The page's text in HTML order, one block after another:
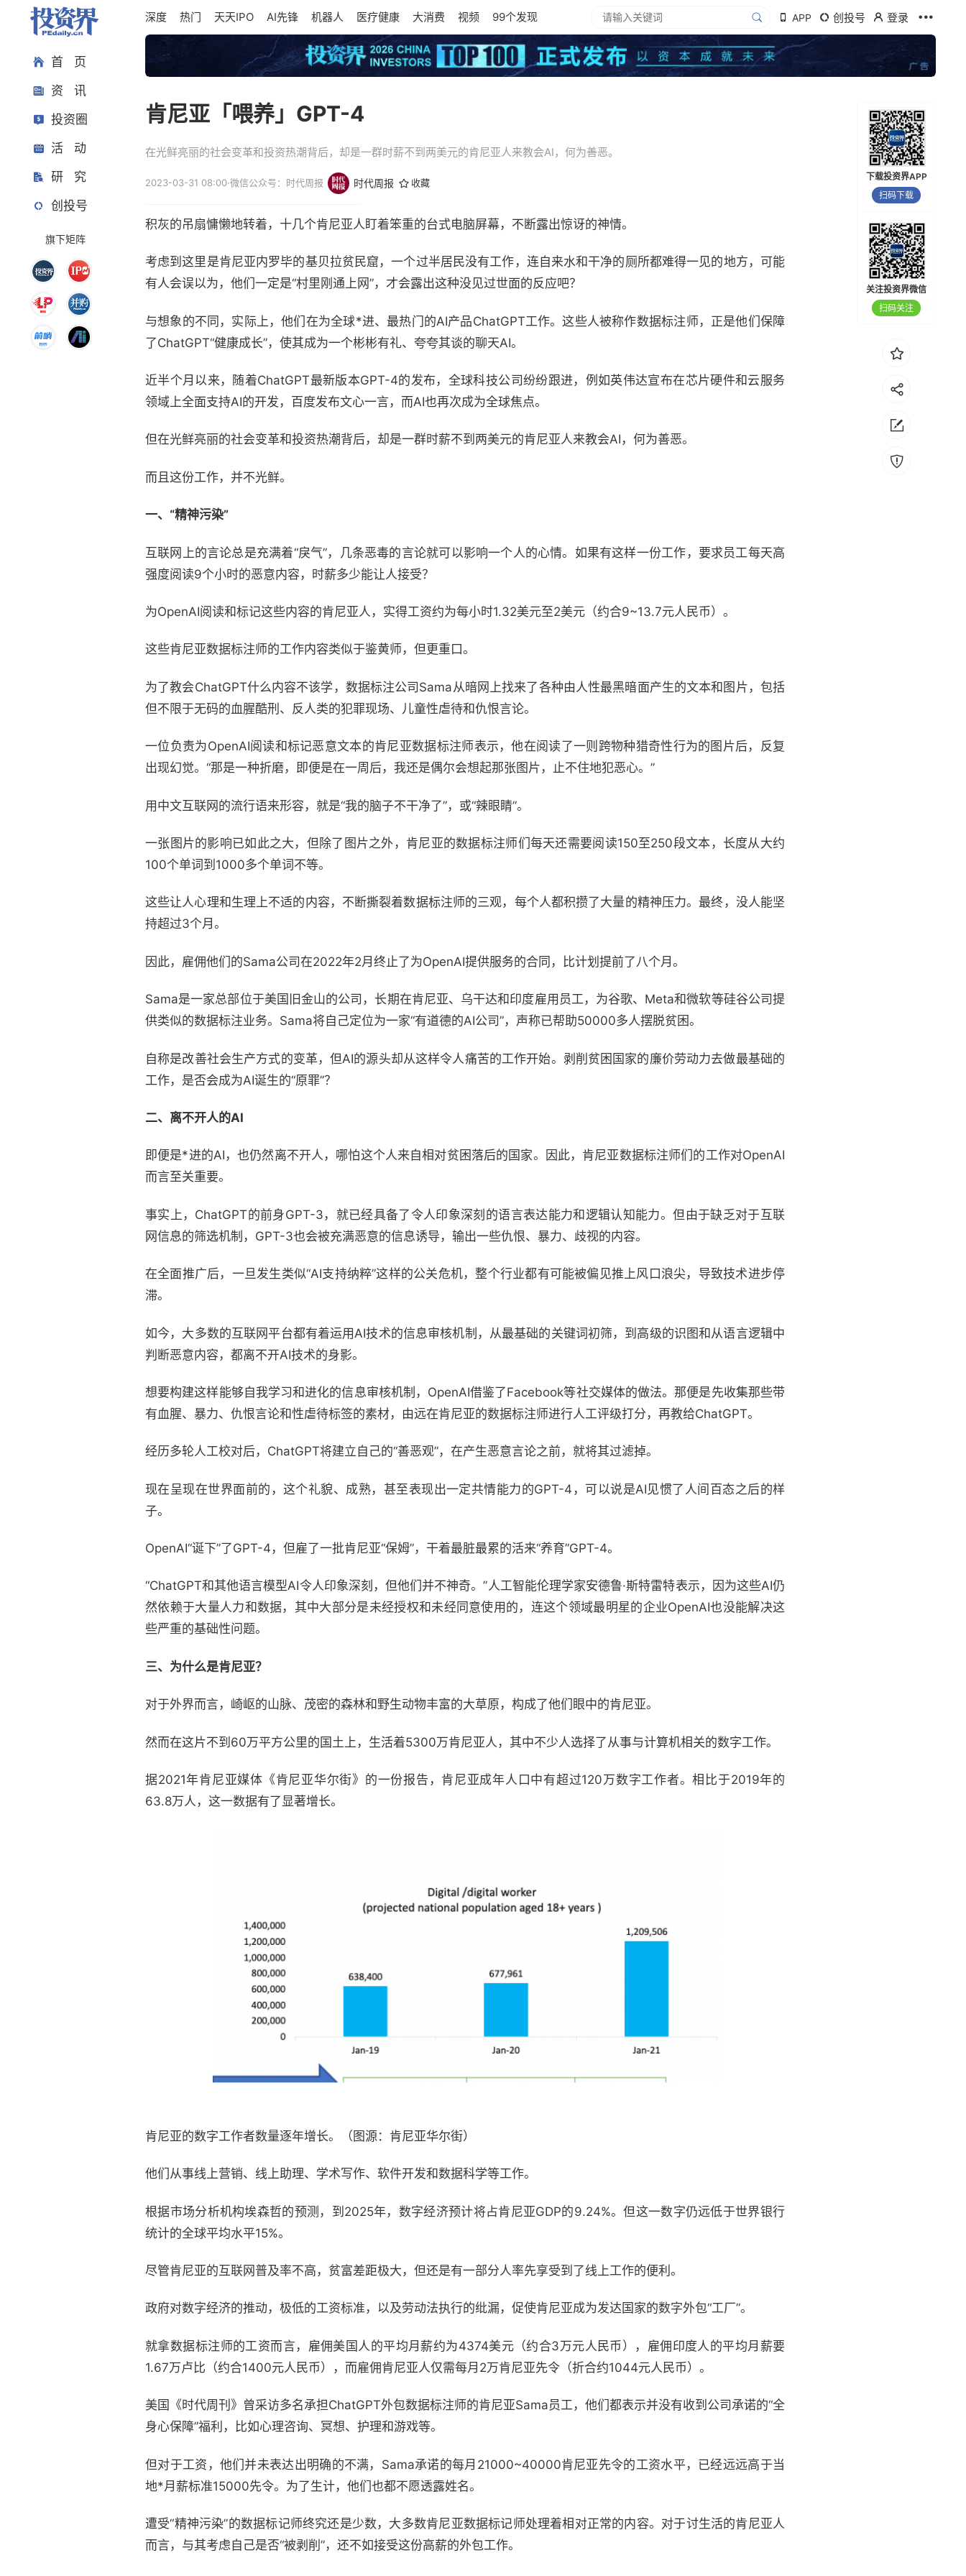
首 页
资 讯
投资圈
活 动
研 究
创投号
旗下矩阵
深度 热门 天天IPO AI先锋 机器人 医疗健康 大消费 视频 99个发现 APP 创投号 登录
肯尼亚「喂养」GPT-4
在光鲜亮丽的社会变革和投资热潮背后，却是一群时薪不到两美元的肯尼亚人来教会AI，何为善恶。
2023-03-31 08:00·微信公众号：时代周报 时代周报 收藏
积灰的吊扇慵懒地转着，十几个肯尼亚人盯着笨重的台式电脑屏幕，不断露出惊讶的神情。
考虑到这里是肯尼亚内罗毕的基贝拉贫民窟，一个过半居民没有工作，连自来水和干净的厕所都难得一见的地方，可能
有人会误以为，他们一定是“村里刚通上网”，才会露出这种没见过世面的反应吧？
与想象的不同，实际上，他们在为全球*进、最热门的AI产品ChatGPT工作。这些人被称作数据标注师，正是他们保障
了ChatGPT“健康成长”，使其成为一个彬彬有礼、夸夸其谈的聊天AI。
近半个月以来，随着ChatGPT最新版本GPT-4的发布，全球科技公司纷纷跟进，例如英伟达宣布在芯片硬件和云服务
领域上全面支持AI的开发，百度发布文心一言，而AI也再次成为全球焦点。
但在光鲜亮丽的社会变革和投资热潮背后，却是一群时薪不到两美元的肯尼亚人来教会AI，何为善恶。
而且这份工作，并不光鲜。
一、“精神污染”
互联网上的言论总是充满着“戾气”，几条恶毒的言论就可以影响一个人的心情。如果有这样一份工作，要求员工每天高
强度阅读9个小时的恶意内容，时薪多少能让人接受？
为OpenAI阅读和标记这些内容的肯尼亚人，实得工资约为每小时1.32美元至2美元（约合9~13.7元人民币）。
这些肯尼亚数据标注师的工作内容类似于鉴黄师，但更重口。
为了教会ChatGPT什么内容不该学，数据标注公司Sama从暗网上找来了各种由人性最黑暗面产生的文本和图片，包括
但不限于无码的血腥酷刑、反人类的犯罪现场、儿童性虐待和仇恨言论。
一位负责为OpenAI阅读和标记恶意文本的肯尼亚数据标注师表示，他在阅读了一则跨物种猎奇性行为的图片后，反复
出现幻觉。“那是一种折磨，即便是在一周后，我还是偶尔会想起那张图片，止不住地犯恶心。”
用中文互联网的流行语来形容，就是“我的脑子不干净了”，或“辣眼睛”。
一张图片的影响已如此之大，但除了图片之外，肯尼亚的数据标注师们每天还需要阅读150至250段文本，长度从大约
100个单词到1000多个单词不等。
这些让人心理和生理上不适的内容，不断撕裂着数据标注师的三观，每个人都积攒了大量的精神压力。最终，没人能坚
持超过3个月。
因此，雇佣他们的Sama公司在2022年2月终止了为OpenAI提供服务的合同，比计划提前了八个月。
Sama是一家总部位于美国旧金山的公司，长期在肯尼亚、乌干达和印度雇用员工，为谷歌、Meta和微软等硅谷公司提
供类似的数据标注业务。Sama将自己定位为一家“有道德的AI公司”，声称已帮助50000多人摆脱贫困。
自称是改善社会生产方式的变革，但AI的源头却从这样令人痛苦的工作开始。剥削贫困国家的廉价劳动力去做最基础的
工作，是否会成为AI诞生的“原罪”？
二、离不开人的AI
即便是*进的AI，也仍然离不开人，哪怕这个人来自相对贫困落后的国家。因此，肯尼亚数据标注师们的工作对OpenAI
而言至关重要。
事实上，ChatGPT的前身GPT-3，就已经具备了令人印象深刻的语言表达能力和逻辑认知能力。但由于缺乏对于互联
网信息的筛选机制，GPT-3也会被充满恶意的信息诱导，输出一些仇恨、暴力、歧视的内容。
在全面推广后，一旦发生类似“AI支持纳粹”这样的公关危机，整个行业都有可能被偏见推上风口浪尖，导致技术进步停
滞。
如今，大多数的互联网平台都有着运用AI技术的信息审核机制，从最基础的关键词初筛，到高级的识图和从语言逻辑中
判断恶意内容，都离不开AI技术的身影。
想要构建这样能够自我学习和进化的信息审核机制，OpenAI借鉴了Facebook等社交媒体的做法。那便是先收集那些带
有血腥、暴力、仇恨言论和性虐待标签的素材，由远在肯尼亚的数据标注师进行人工评级打分，再教给ChatGPT。
经历多轮人工校对后，ChatGPT将建立自己的“善恶观”，在产生恶意言论之前，就将其过滤掉。
现在呈现在世界面前的，这个礼貌、成熟，甚至表现出一定共情能力的GPT-4，可以说是AI见惯了人间百态之后的样
子。
OpenAI“诞下”了GPT-4，但雇了一批肯尼亚“保姆”，干着最脏最累的活来“养育”GPT-4。
“ChatGPT和其他语言模型AI令人印象深刻，但他们并不神奇。”人工智能伦理学家安德鲁·斯特雷特表示，因为这些AI仍
然依赖于大量人力和数据，其中大部分是未经授权和未经同意使用的，连这个领域最明星的企业OpenAI也没能解决这
些严重的基础性问题。
三、为什么是肯尼亚？
对于外界而言，崎岖的山脉、茂密的森林和野生动物丰富的大草原，构成了他们眼中的肯尼亚。
然而在这片不到60万平方公里的国土上，生活着5300万肯尼亚人，其中不少人选择了从事与计算机相关的数字工作。
据2021年肯尼亚媒体《肯尼亚华尔街》的一份报告，肯尼亚成年人口中有超过120万数字工作者。相比于2019年的
63.8万人，这一数据有了显著增长。
肯尼亚的数字工作者数量逐年增长。（图源：肯尼亚华尔街）
他们从事线上营销、线上助理、学术写作、软件开发和数据科学等工作。
根据市场分析机构埃森哲的预测，到2025年，数字经济预计将占肯尼亚GDP的9.24%。但这一数字仍远低于世界银行
统计的全球平均水平15%。
尽管肯尼亚的互联网普及率不高，贫富差距极大，但还是有一部分人率先享受到了线上工作的便利。
政府对数字经济的推动，极低的工资标准，以及劳动法执行的纰漏，促使肯尼亚成为发达国家的数字外包“工厂”。
就拿数据标注师的工资而言，雇佣美国人的平均月薪约为4374美元（约合3万元人民币），雇佣印度人的平均月薪要
1.67万卢比（约合1400元人民币），而雇佣肯尼亚人仅需每月2万肯尼亚先令（折合约1044元人民币）。
美国《时代周刊》曾采访多名承担ChatGPT外包数据标注师的肯尼亚Sama员工，他们都表示并没有收到公司承诺的“全
身心保障”福利，比如心理咨询、冥想、护理和游戏等。
但对于工资，他们并未表达出明确的不满，Sama承诺的每月21000~40000肯尼亚先令的工资水平，已经远远高于当
地*月薪标准15000先令。为了生计，他们也都不愿透露姓名。
遭受“精神污染”的数据标记师终究还是少数，大多数肯尼亚数据标记师处理着相对正常的内容。对于讨生活的肯尼亚人
而言，与其考虑自己是否“被剥削”，还不如接受这份高薪的外包工作。
下载投资界APP
扫码下载
关注投资界微信
扫码关注